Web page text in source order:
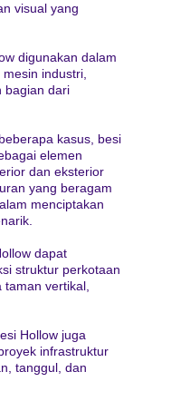
visual yang
digunakan dalam
industri,
bagian dari
kasus, besi
elemen
dan eksterior
yang beragam
menciptakan
dapat
struktur perkotaan
vertikal,
Hollow juga
infrastruktur
tanggul, dan